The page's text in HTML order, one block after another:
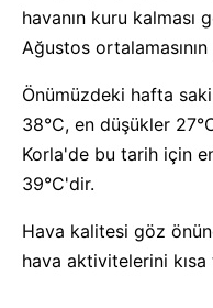
havanın kuru kalması
Ağustos
Önümüzdeki hafta
38°C, en düşükler
Korla'de bu tarih için
39°C'dir.
Hava kalitesi göz
hava aktivitelerini kısa